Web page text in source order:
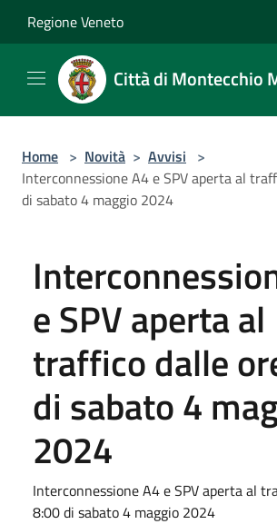
Regione Veneto
Città di Montecchio
Home > Novità > Avvisi >
Interconnessione A4 e SPV aperta al
di sabato 4 maggio 2024
e SPV aperta al
traffico dalle
di sabato 4
2024
Interconnessione A4 e SPV aperta al
8:00 di sabato 4 maggio 2024